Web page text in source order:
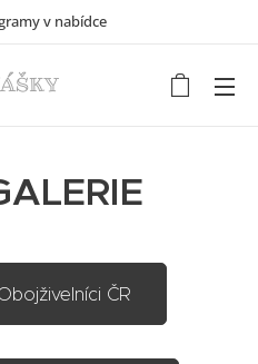
v nabídce🐍🐕‍🦺🐸
ČR